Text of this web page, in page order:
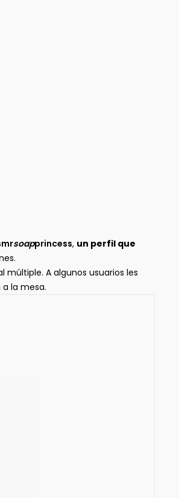
soapprincess, un perfil que
A algunos usuarios les
la mesa.